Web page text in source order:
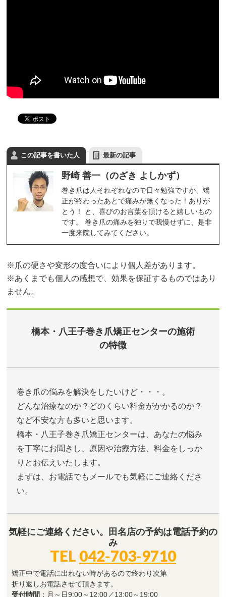
この記事を書いた人 最新の記事
野崎 善一（のざき よしかず）
巻き爪は人それぞれなので日々勉強ですが、矯
正が終わったあとで痛みが無くなった！ありが
とう！ と、喜びのお言葉を頂けると嬉しいもの
です。 巻き爪の痛みを独りで我慢せずに、是非
一度来院してみてください。
※爪の硬さや変形の度合いにより個人差があります。
※あくまでも個人の感想で、効果を保証するものではあり
ません。
橋本・八王子巻き爪矯正センターの施術
の特徴
巻き爪の悩みを解決をしたいけど・・・。
どんな治療なのか？どのくらい料金がかかるのか？
など不安な方も多いと思います。
橋本・八王子巻き爪矯正センターは、あなたの悩み
を丁寧にお聞きし、原因や治療方法、料金をしっか
りとお伝えいたします。
まずは、お電話でもメールでも気軽にご連絡くださ
い。
気軽にご連絡ください。田名店の予約は電話予約の
み
TEL 042-703-9710
矯正中で電話に出れない時があるので終わり次第
折り返しお電話させて頂きます。
受付時間 ：月～日9:00～12:00／13:00～19:00